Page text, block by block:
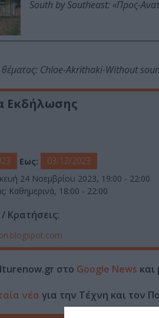
South by Southeast: «Προς-
Chloe-Akrithaki-Without
Εκδήλωσης
Εως:
03/12/2023
24 Νοεμβρίου 2023, 19:00 - 22:00
Καθημερινά, 18:00 - 22:00
Κρατήσεις:
στο Google News και
νέα για την Τέχνη και τον